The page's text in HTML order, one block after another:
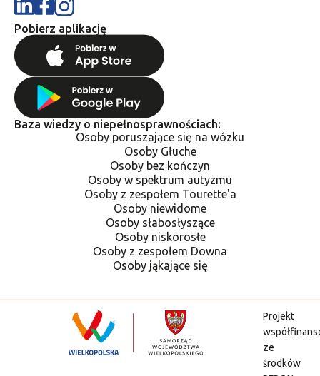
Pobierz aplikację
Baza wiedzy o niepełnosprawnościach:
Osoby poruszające się na wózku
Osoby Głuche
Osoby bez kończyn
Osoby w spektrum autyzmu
Osoby z zespołem Tourette'a
Osoby niewidome
Osoby słabosłyszące
Osoby niskorosłe
Osoby z zespołem Downa
Osoby jąkające się
Projekt
ze
środków